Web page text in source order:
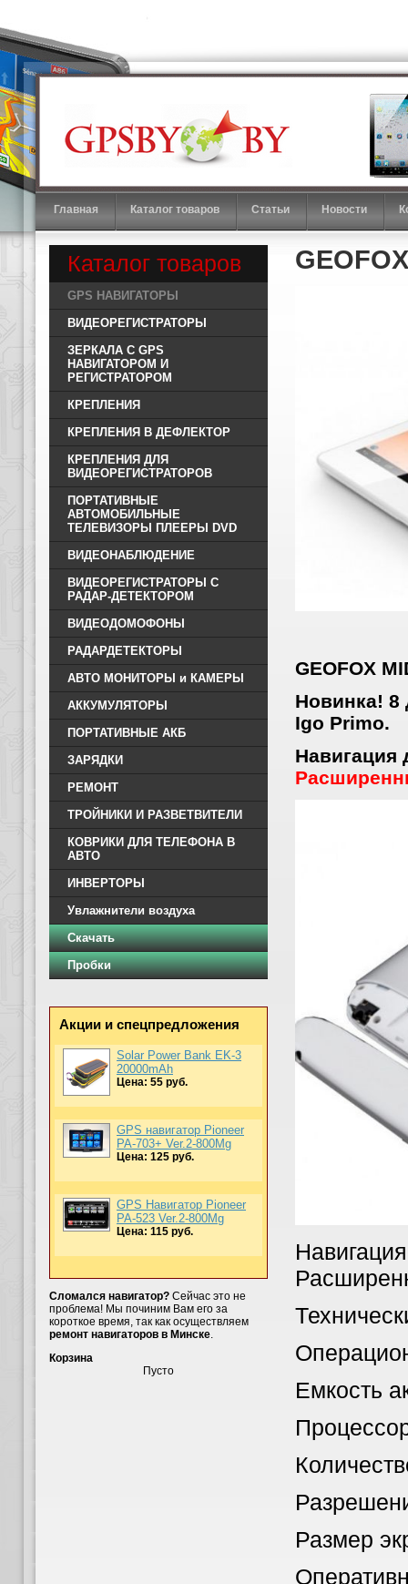
Главная Каталог товаров Статьи Новости
Каталог товаров
GPS НАВИГАТОРЫ
ВИДЕОРЕГИСТРАТОРЫ
ЗЕРКАЛА С GPS
НАВИГАТОРОМ И
РЕГИСТРАТОРОМ
КРЕПЛЕНИЯ
КРЕПЛЕНИЯ В ДЕФЛЕКТОР
КРЕПЛЕНИЯ ДЛЯ
ВИДЕОРЕГИСТРАТОРОВ
ПОРТАТИВНЫЕ
АВТОМОБИЛЬНЫЕ
ТЕЛЕВИЗОРЫ ПЛЕEРЫ DVD
ВИДЕОНАБЛЮДЕНИЕ
ВИДЕОРЕГИСТРАТОРЫ С
РАДАР-ДЕТЕКТОРОМ
ВИДЕОДОМОФОНЫ
РАДАРДЕТЕКТОРЫ
АВТО МОНИТОРЫ и КАМЕРЫ
АККУМУЛЯТОРЫ
ПОРТАТИВНЫЕ АКБ
ЗАРЯДКИ
РЕМОНТ
ТРОЙНИКИ И РАЗВЕТВИТЕЛИ
КОВРИКИ ДЛЯ ТЕЛЕФОНА В
АВТО
ИНВЕРТОРЫ
Увлажнители воздуха
Скачать
Пробки
Акции и спецпредложения
Solar Power Bank EK-3
20000mAh
Цена: 55 руб.
GPS навигатор Pioneer
PA-703+ Ver.2-800Mg
Цена: 125 руб.
GPS Навигатор Pioneer
PA-523 Ver.2-800Mg
Цена: 115 руб.
Сломался навигатор? Сейчас это не
проблема! Мы починим Вам его за
короткое время, так как осуществляем
ремонт навигаторов в Минске.
Корзина
Пусто
GEOFOX
Новинка! 8
Igo Primo.
Навигация
Емкость
Размер